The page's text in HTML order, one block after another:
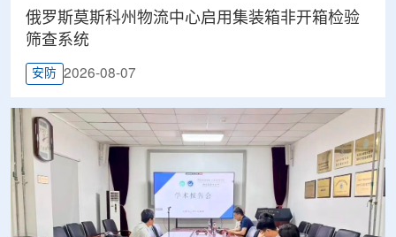
俄罗斯莫斯科州物流中心启用集装箱非开箱检验
筛查系统
安防 2026-08-07